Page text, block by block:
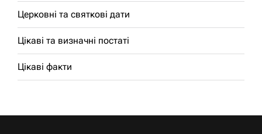
Церковні та святкові дати
Цікаві та визначні постаті
Цікаві факти